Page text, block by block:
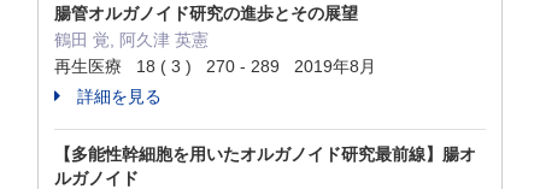
腸管オルガノイド研究の進歩とその展望
鶴田 覚, 阿久津 英憲
再生医療 18 ( 3 ) 270 - 289 2019年8月
詳細を見る
【多能性幹細胞を用いたオルガノイド研究最前線】腸オ
ルガノイド